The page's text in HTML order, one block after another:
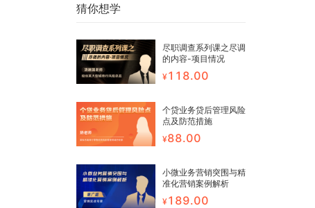
猜你想学
尽职调查系列课之尽调
的内容-项目情况
118.00
个贷业务贷后管理风险
点及防范措施
88.00
小微业务营销突围与精
准化营销案例解析
189.00